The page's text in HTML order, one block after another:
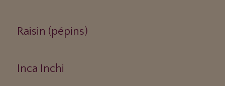
Raisin (pépins)
Inca Inchi